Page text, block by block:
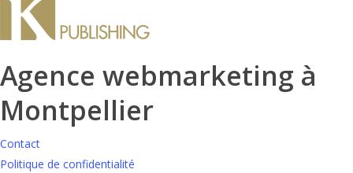
Agence webmarketing à
Montpellier
Contact
Politique de confidentialité